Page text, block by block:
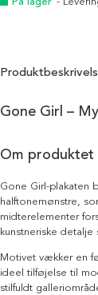
Gone Girl –
Om produktet
Gone Girl-plakaten
halftonemønstre,
midterelementer
kunstneriske
Motivet vækker en
ideel tilføjelse til
stilfuldt